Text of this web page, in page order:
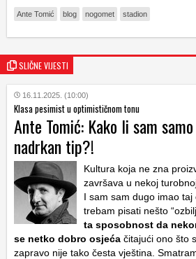
Ante Tomić blog nogomet stadion
SLIČNE VIJESTI
16.11.2025. (10:00)
Klasa pesimist u optimističnom tonu
Ante Tomić: Kako li sam
nadrkan tip?!
Kultura koja ne zna
završava u nekoj
I sam sam dugo imao taj
trebam pisati nešto
ta sposobnost da
se netko dobro osjeća čitajući ono što
zapravo nije tako česta vještina.